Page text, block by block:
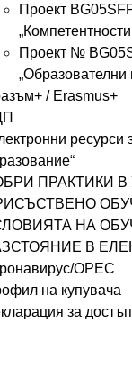
Проект
Проект №
/ Erasmus+
ресурси
ПРАКТИКИ
НА
В
ОРЕС
на купувача
за